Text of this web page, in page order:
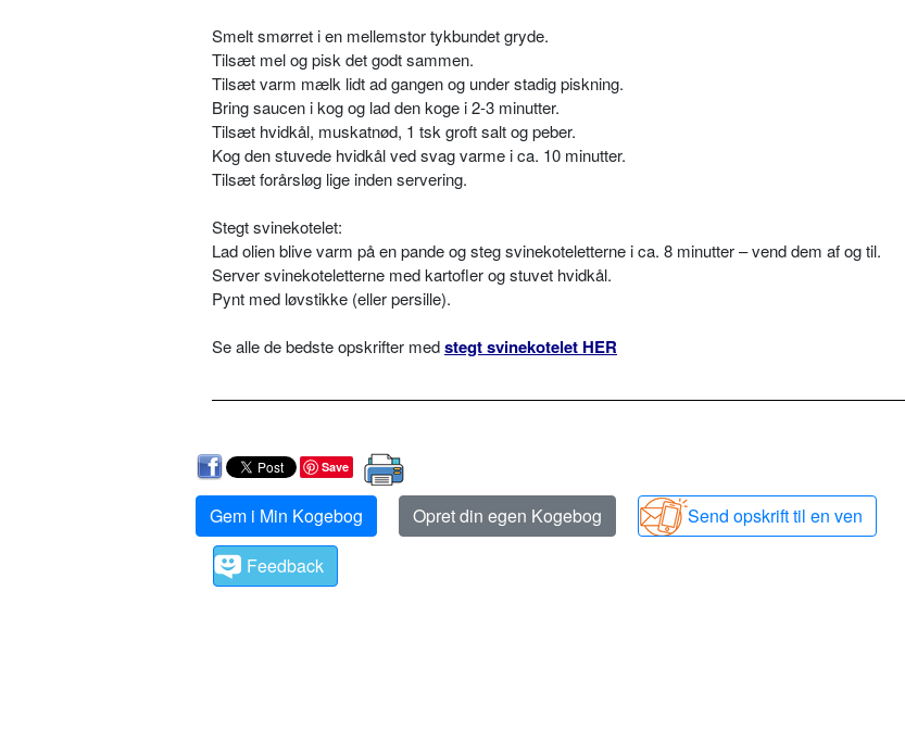
Smelt smørret i en mellemstor tykbundet gryde.
Tilsæt mel og pisk det godt sammen.
Tilsæt varm mælk lidt ad gangen og under stadig piskning.
Bring saucen i kog og lad den koge i 2-3 minutter.
Tilsæt hvidkål, muskatnød, 1 tsk groft salt og peber.
Kog den stuvede hvidkål ved svag varme i ca. 10 minutter.
Tilsæt forårsløg lige inden servering.
Stegt svinekotelet:
Lad olien blive varm på en pande og steg svinekoteletterne i ca. 8 minutter – vend dem af og til.
Server svinekoteletterne med kartofler og stuvet hvidkål.
Pynt med løvstikke (eller persille).
Se alle de bedste opskrifter medstegt svinekotelet HER
Save
Gem i Min Kogebog Opret din egen Kogebog
Send opskrift til en ven
Feedback